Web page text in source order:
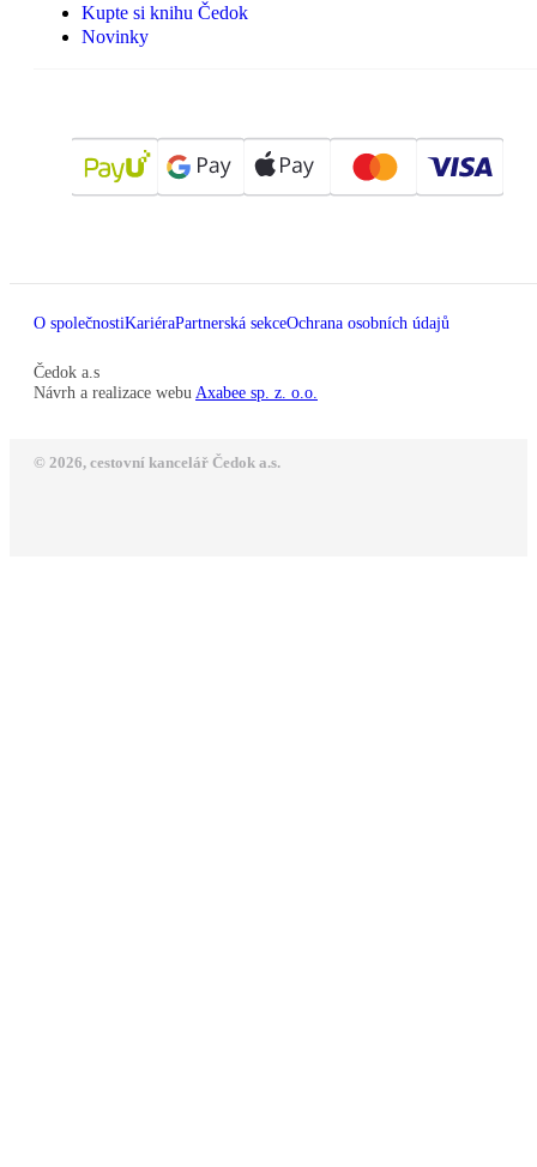
Kupte si knihu Čedok
Novinky
O společnostiKariéraPartnerská sekceOchrana osobních údajů
Čedok a.s
Návrh a realizace webu Axabee sp. z. o.o.
© 2026, cestovní kancelář Čedok a.s.